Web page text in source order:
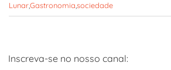
Lunar,Gastronomia,sociedade
Inscreva-se no nosso canal: